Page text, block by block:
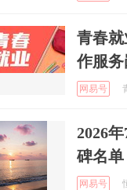
青春
作服务
网易号
2026
碑名单
网易号